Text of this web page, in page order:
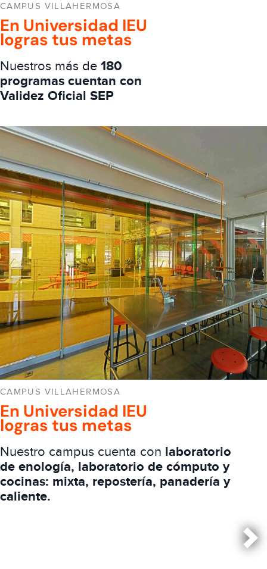
CAMPUS VILLAHERMOSA
En Universidad IEU
logras tus metas
Nuestros más de 180
programas cuentan con
Validez Oficial SEP
CAMPUS VILLAHERMOSA
En Universidad IEU
logras tus metas
Nuestro campus cuenta con laboratorio
de enología, laboratorio de cómputo y
cocinas: mixta, repostería, panadería y
caliente.